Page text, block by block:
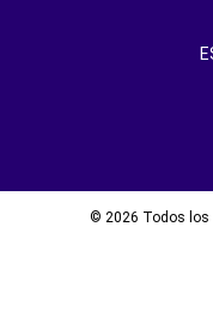
© 2026 Todos los